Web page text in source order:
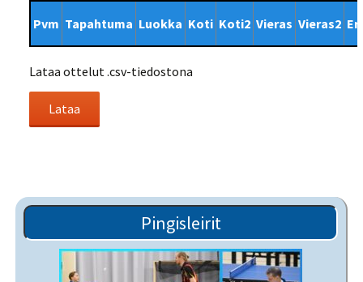
Pvm Tapahtuma Luokka Koti Koti2 Vieras Vieras2
Lataa ottelut .csv-tiedostona
Pingisleirit